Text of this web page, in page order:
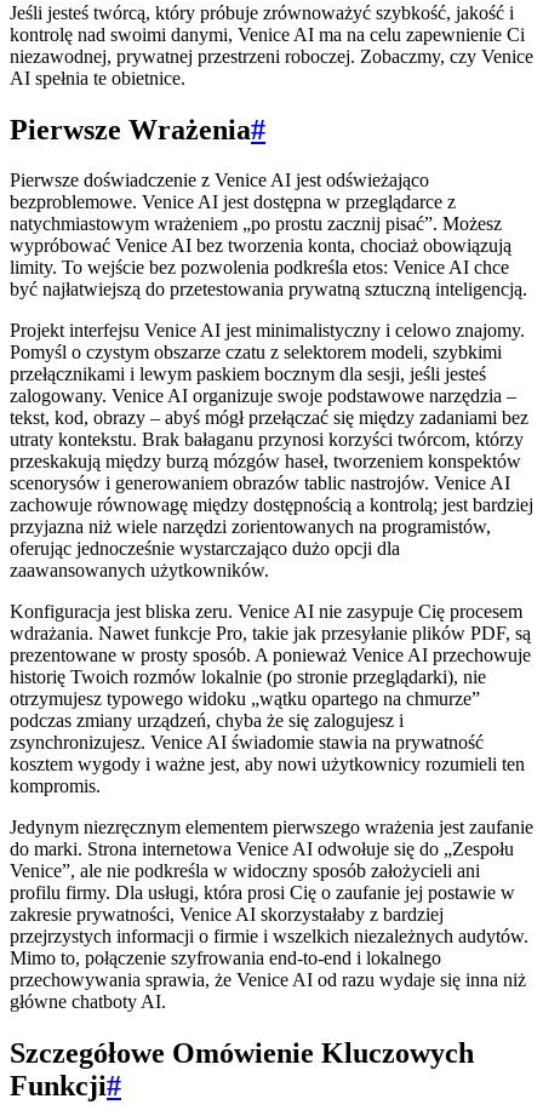
Jeśli jesteś twórcą, który próbuje zrównoważyć szybkość, jakość i
kontrolę nad swoimi danymi, Venice AI ma na celu zapewnienie Ci
niezawodnej, prywatnej przestrzeni roboczej. Zobaczmy, czy Venice
AI spełnia te obietnice.
Pierwsze Wrażenia#
Pierwsze doświadczenie z Venice AI jest odświeżająco
bezproblemowe. Venice AI jest dostępna w przeglądarce z
natychmiastowym wrażeniem „po prostu zacznij pisać”. Możesz
wypróbować Venice AI bez tworzenia konta, chociaż obowiązują
limity. To wejście bez pozwolenia podkreśla etos: Venice AI chce
być najłatwiejszą do przetestowania prywatną sztuczną inteligencją.
Projekt interfejsu Venice AI jest minimalistyczny i celowo znajomy.
Pomyśl o czystym obszarze czatu z selektorem modeli, szybkimi
przełącznikami i lewym paskiem bocznym dla sesji, jeśli jesteś
zalogowany. Venice AI organizuje swoje podstawowe narzędzia –
tekst, kod, obrazy – abyś mógł przełączać się między zadaniami bez
utraty kontekstu. Brak bałaganu przynosi korzyści twórcom, którzy
przeskakują między burzą mózgów haseł, tworzeniem konspektów
scenorysów i generowaniem obrazów tablic nastrojów. Venice AI
zachowuje równowagę między dostępnością a kontrolą; jest bardziej
przyjazna niż wiele narzędzi zorientowanych na programistów,
oferując jednocześnie wystarczająco dużo opcji dla
zaawansowanych użytkowników.
Konfiguracja jest bliska zeru. Venice AI nie zasypuje Cię procesem
wdrażania. Nawet funkcje Pro, takie jak przesyłanie plików PDF, są
prezentowane w prosty sposób. A ponieważ Venice AI przechowuje
historię Twoich rozmów lokalnie (po stronie przeglądarki), nie
otrzymujesz typowego widoku „wątku opartego na chmurze”
podczas zmiany urządzeń, chyba że się zalogujesz i
zsynchronizujesz. Venice AI świadomie stawia na prywatność
kosztem wygody i ważne jest, aby nowi użytkownicy rozumieli ten
kompromis.
Jedynym niezręcznym elementem pierwszego wrażenia jest zaufanie
do marki. Strona internetowa Venice AI odwołuje się do „Zespołu
Venice”, ale nie podkreśla w widoczny sposób założycieli ani
profilu firmy. Dla usługi, która prosi Cię o zaufanie jej postawie w
zakresie prywatności, Venice AI skorzystałaby z bardziej
przejrzystych informacji o firmie i wszelkich niezależnych audytów.
Mimo to, połączenie szyfrowania end-to-end i lokalnego
przechowywania sprawia, że Venice AI od razu wydaje się inna niż
główne chatboty AI.
Szczegółowe Omówienie Kluczowych
Funkcji#